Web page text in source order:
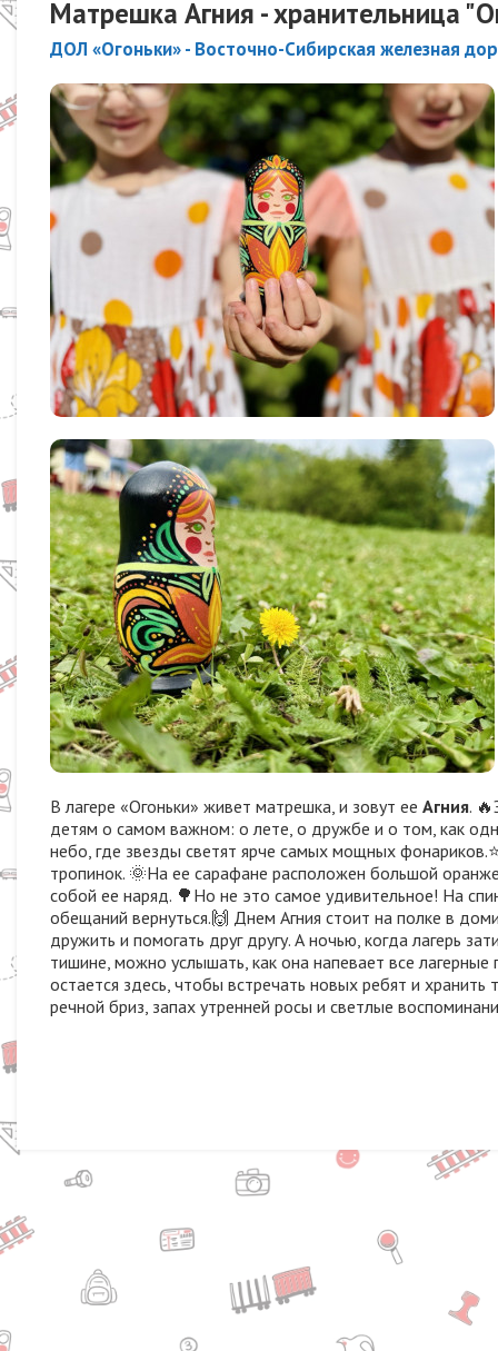
Матрешка Агния - хранительница
ДОЛ «Огоньки» - Восточно-Сибирская железная
В лагере «Огоньки» живет матрешка, и зовут ее Агния.
детям о самом важном: о лете, о дружбе и о том, как
небо, где звезды светят ярче самых мощных
тропинок. 🌞На ее сарафане расположен большой
собой ее наряд. 🌳Но не это самое удивительное! На
обещаний вернуться.🙌 Днем Агния стоит на полке в
дружить и помогать друг другу. А ночью, когда лагерь
тишине, можно услышать, как она напевает все
остается здесь, чтобы встречать новых ребят и
речной бриз, запах утренней росы и светлые